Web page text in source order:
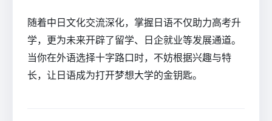
随着中日文化交流深化，掌握日语不仅助力高考升
学，更为未来开辟了留学、日企就业等发展通道。
当你在外语选择十字路口时，不妨根据兴趣与特
长，让日语成为打开梦想大学的金钥匙。